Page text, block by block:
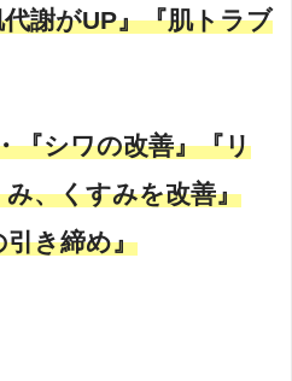
謝がUP』『肌トラブ
『シワの改善』『リ
、くすみを改善』
き締め』